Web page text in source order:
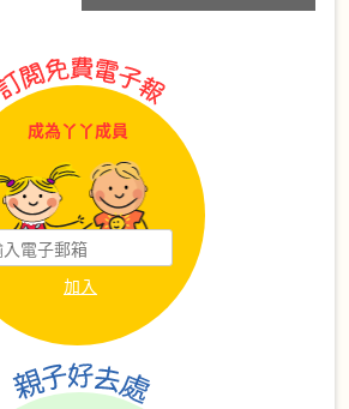
成為丫丫成員